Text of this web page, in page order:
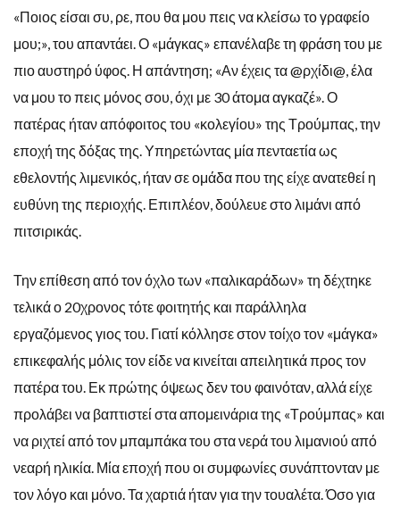
«Ποιος είσαι συ, ρε, που θα μου πεις να κλείσω το γραφείο
μου;», του απαντάει. Ο «μάγκας» επανέλαβε τη φράση του με
πιο αυστηρό ύφος. Η απάντηση; «Αν έχεις τα @ρχίδι@, έλα
να μου το πεις μόνος σου, όχι με 30 άτομα αγκαζέ». Ο
πατέρας ήταν απόφοιτος του «κολεγίου» της Τρούμπας, την
εποχή της δόξας της. Υπηρετώντας μία πενταετία ως
εθελοντής λιμενικός, ήταν σε ομάδα που της είχε ανατεθεί η
ευθύνη της περιοχής. Επιπλέον, δούλευε στο λιμάνι από
πιτσιρικάς.
Την επίθεση από τον όχλο των «παλικαράδων» τη δέχτηκε
τελικά ο 20χρονος τότε φοιτητής και παράλληλα
εργαζόμενος γιος του. Γιατί κόλλησε στον τοίχο τον «μάγκα»
επικεφαλής μόλις τον είδε να κινείται απειλητικά προς τον
πατέρα του. Εκ πρώτης όψεως δεν του φαινόταν, αλλά είχε
προλάβει να βαπτιστεί στα απομεινάρια της «Τρούμπας» και
να ριχτεί από τον μπαμπάκα του στα νερά του λιμανιού από
νεαρή ηλικία. Μία εποχή που οι συμφωνίες συνάπτονταν με
τον λόγο και μόνο. Τα χαρτιά ήταν για την τουαλέτα. Όσο για